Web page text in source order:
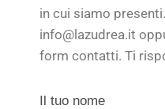
in cui siamo
info@lazudrea.it
form contatti. Ti
Il tuo nome